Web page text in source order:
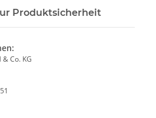
Produktsicherheit
Co. KG